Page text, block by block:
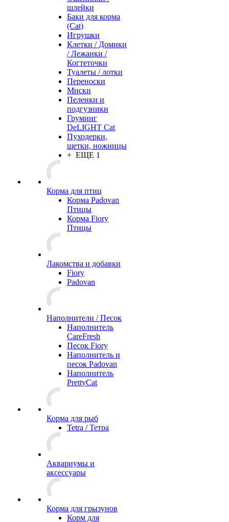
шлейки
Баки для корма
(Cat)
Игрушки
Клетки / Домики
/ Лежанки /
Когтеточки
Туалеты / лотки
Переноски
Миски
Пеленки и
подгузники
Груминг
DeLIGHT Cat
Пуходерки,
щетки, ножницы
+ ЕЩЕ 1
Корма для птиц
Корма Padovan
Птицы
Корма Fiory
Птицы
Лакомства и добавки
Fiory
Padovan
Наполнители / Песок
Наполнитель
CareFresh
Песок Fiory
Наполнитель и
песок Padovan
Наполнитель
PrettyCat
Корма для рыб
Tetra / Тетра
Аквариумы и
аксессуары
Корма для грызунов
Корм для